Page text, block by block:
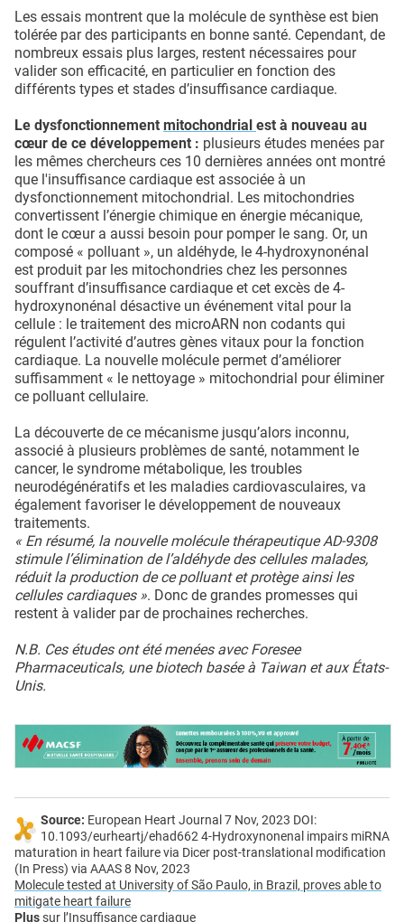
Les essais montrent que la molécule de synthèse est bien
tolérée par des participants en bonne santé. Cependant, de
nombreux essais plus larges, restent nécessaires pour
valider son efficacité, en particulier en fonction des
différents types et stades d’insuffisance cardiaque.
Le dysfonctionnement mitochondrial est à nouveau au
cœur de ce développement : plusieurs études menées par
les mêmes chercheurs ces 10 dernières années ont montré
que l'insuffisance cardiaque est associée à un
dysfonctionnement mitochondrial. Les mitochondries
convertissent l’énergie chimique en énergie mécanique,
dont le cœur a aussi besoin pour pomper le sang. Or, un
composé « polluant », un aldéhyde, le 4-hydroxynonénal
est produit par les mitochondries chez les personnes
souffrant d’insuffisance cardiaque et cet excès de 4-
hydroxynonénal désactive un événement vital pour la
cellule : le traitement des microARN non codants qui
régulent l’activité d’autres gènes vitaux pour la fonction
cardiaque. La nouvelle molécule permet d’améliorer
suffisamment « le nettoyage » mitochondrial pour éliminer
ce polluant cellulaire.
La découverte de ce mécanisme jusqu’alors inconnu,
associé à plusieurs problèmes de santé, notamment le
cancer, le syndrome métabolique, les troubles
neurodégénératifs et les maladies cardiovasculaires, va
également favoriser le développement de nouveaux
traitements.
« En résumé, la nouvelle molécule thérapeutique AD-9308
stimule l’élimination de l’aldéhyde des cellules malades,
réduit la production de ce polluant et protège ainsi les
cellules cardiaques ». Donc de grandes promesses qui
restent à valider par de prochaines recherches.
N.B. Ces études ont été menées avec Foresee
Pharmaceuticals, une biotech basée à Taiwan et aux États-
Unis.
Source: European Heart Journal 7 Nov, 2023 DOI:
10.1093/eurheartj/ehad662 4-Hydroxynonenal impairs miRNA
maturation in heart failure via Dicer post-translational modification
(In Press) via AAAS 8 Nov, 2023
Molecule tested at University of São Paulo, in Brazil, proves able to
mitigate heart failure
Plussur l’Insuffisance cardiaque